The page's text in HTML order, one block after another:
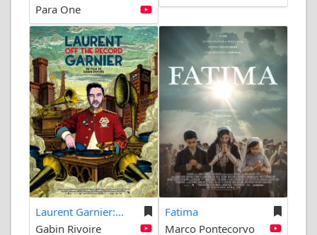
Para One
Laurent Garnier:...
Gabin Rivoire
Fatima
Marco Pontecorvo